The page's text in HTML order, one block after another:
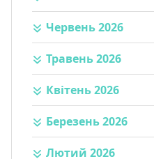
Червень 2026
Травень 2026
Квітень 2026
Березень 2026
Лютий 2026